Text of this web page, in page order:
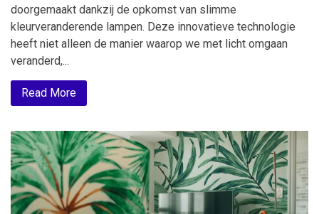
doorgemaakt dankzij de opkomst van slimme
kleurveranderende lampen. Deze innovatieve technologie
heeft niet alleen de manier waarop we met licht omgaan
veranderd,...
Read More